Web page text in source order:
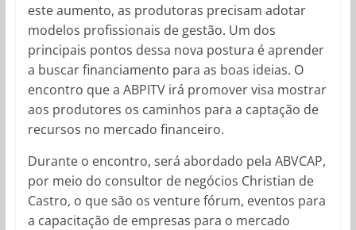
este aumento, as produtoras precisam adotar
modelos profissionais de gestão. Um dos
principais pontos dessa nova postura é aprender
a buscar financiamento para as boas ideias. O
encontro que a ABPITV irá promover visa mostrar
aos produtores os caminhos para a captação de
recursos no mercado financeiro.
Durante o encontro, será abordado pela ABVCAP,
por meio do consultor de negócios Christian de
Castro, o que são os venture fórum, eventos para
a capacitação de empresas para o mercado